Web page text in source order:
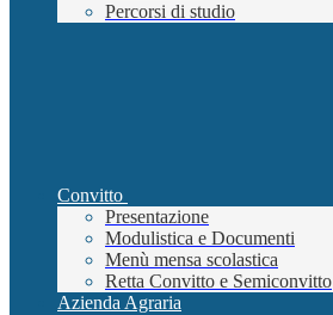
Percorsi di studio
Convitto
Presentazione
Modulistica e Documenti
Menù mensa scolastica
Retta Convitto e Semiconvitto
Azienda Agraria